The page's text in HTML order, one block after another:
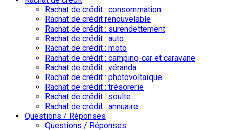
Rachat de crédit : consommation
Rachat de crédit renouvelable
Rachat de crédit : surendettement
Rachat de crédit : auto
Rachat de crédit : moto
Rachat de crédit : camping-car et caravane
Rachat de crédit : véranda
Rachat de crédit : photovoltaïque
Rachat de crédit : trésorerie
Rachat de crédit : soulte
Rachat de crédit : annuaire
Questions / Réponses
Questions / Réponses